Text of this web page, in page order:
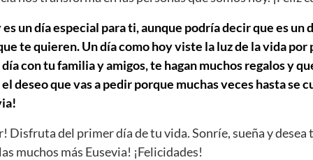
un día especial para ti, aunque podría decir que es un
te quieren. Un día como hoy viste la luz de la vida por
con tu familia y amigos, te hagan muchos regalos y
deseo que vas a pedir porque muchas veces hasta se
Disfruta del primer día de tu vida. Sonríe, sueña y
muchos más Eusevia! ¡Felicidades!